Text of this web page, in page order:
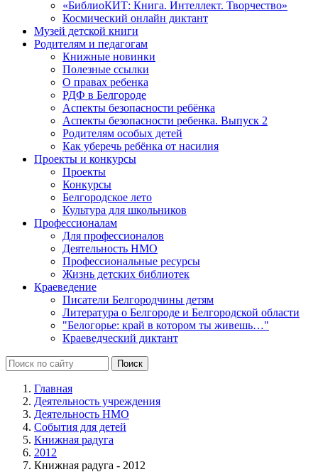
«БиблиоКИТ: Книга. Интеллект. Творчество»
Космический онлайн диктант
Музей детской книги
Родителям и педагогам
Книжные новинки
Полезные ссылки
О правах ребенка
РДФ в Белгороде
Аспекты безопасности ребёнка
Аспекты безопасности ребенка. Выпуск 2
Родителям особых детей
Как уберечь ребёнка от насилия
Проекты и конкурсы
Проекты
Конкурсы
Белгородское лето
Культура для школьников
Профессионалам
Для профессионалов
Деятельность НМО
Профессиональные ресурсы
Жизнь детских библиотек
Краеведение
Писатели Белгородчины детям
Литература о Белгороде и Белгородской области
"Белогорье: край в котором ты живешь…"
Краеведческий диктант
Главная
Деятельность учреждения
Деятельность НМО
События для детей
Книжная радуга
2012
Книжная радуга - 2012